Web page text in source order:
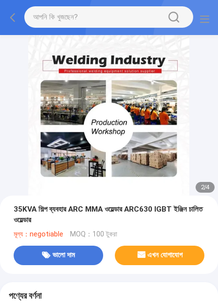
2/4
35KVA শিল্প ব্যবহার ARC MMA ওয়েল্ডার ARC630 IGBT ইঞ্জিন চালিত
ওয়েল্ডার
মূল্য：negotiable MOQ：100 টুকরা
ভালো দাম এখন যোগাযোগ
পণ্যের বর্ণনা